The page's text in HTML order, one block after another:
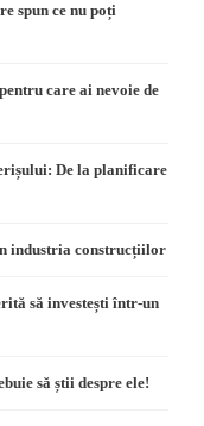
spun ce nu poți
care ai nevoie de
De la planificare
industria construcțiilor
să investești într-un
să știi despre ele!